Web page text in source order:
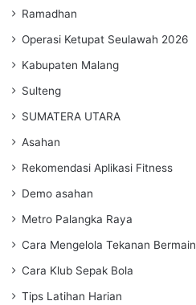
Ramadhan
Operasi Ketupat Seulawah 2026
Kabupaten Malang
Sulteng
SUMATERA UTARA
Asahan
Rekomendasi Aplikasi Fitness
Demo asahan
Metro Palangka Raya
Cara Mengelola Tekanan Bermain
Cara Klub Sepak Bola
Tips Latihan Harian